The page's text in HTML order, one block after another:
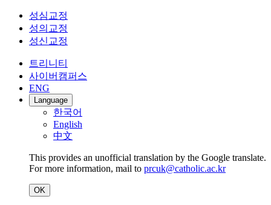
성심교정
성의교정
성신교정
트리니티
사이버캠퍼스
ENG
Language
한국어
English
中文
This provides an unofficial translation by the Google translate.
For more information, mail to prcuk@catholic.ac.kr
OK